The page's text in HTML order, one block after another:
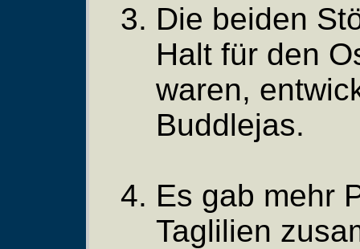
Die beiden
Halt für den
waren,
Buddlejas.
Es gab mehr
Taglilien